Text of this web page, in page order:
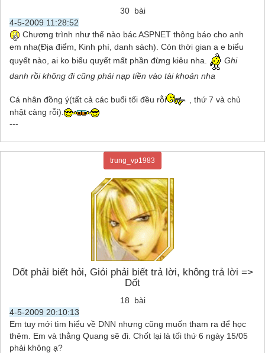
30 bài
4-5-2009 11:28:52
Chương trình như thế nào bác ASPNET thông báo cho anh
em nha(Địa điểm, Kinh phí, danh sách). Còn thời gian a e biểu
quyết nào, ai ko biểu quyết mất phần đừng kiêu nha.
Ghi
danh rồi không đi cũng phải nạp tiền vào tài khoản nha
Cá nhân đồng ý(tất cả các buổi tối đều rỗi
, thứ 7 và chủ
nhật càng rỗi).
---
trung_vp1983
Dốt phải biết hỏi, Giỏi phải biết trả lời, không trả lời =>
Dốt
18 bài
4-5-2009 20:10:13
Em tuy mới tìm hiểu về DNN nhưng cũng muốn tham ra để học
thêm. Em và thằng Quang sẽ đi. Chốt lại là tối thứ 6 ngày 15/05
phải không ạ?